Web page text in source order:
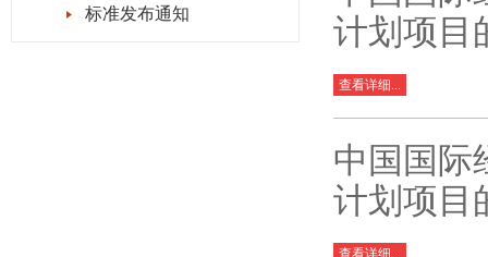
计划项目
查看详细...
中国国际
计划项目
查看详细...
标准发布通知